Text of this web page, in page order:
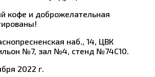
кофе и доброжелательная
наб., 14, ЦВК
№7, зал №4, стенд №74С10.
2022 г.